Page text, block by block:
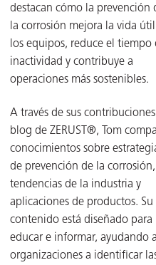
destacan cómo la prevención
la corrosión mejora la vida
los equipos, reduce el tiempo
inactividad y contribuye a
operaciones más sostenibles.
A través de sus
blog de ZERUST®, Tom
conocimientos sobre
de prevención de la corrosión,
tendencias de la industria y
aplicaciones de productos. Su
contenido está diseñado para
educar e informar, ayudando
organizaciones a identificar